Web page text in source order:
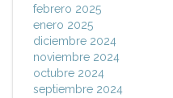
febrero 2025
enero 2025
diciembre 2024
noviembre 2024
octubre 2024
septiembre 2024